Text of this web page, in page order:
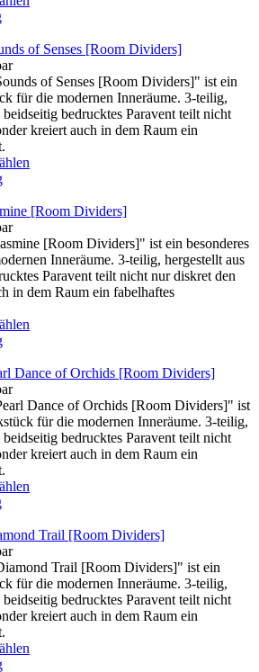
of Senses [Room Dividers]
of Senses [Room Dividers]" ist ein
für die modernen Inneräume. 3-teilig,
bedrucktes Paravent teilt nicht
kreiert auch in dem Raum ein
[Room Dividers]
[Room Dividers]" ist ein besonderes
Inneräume. 3-teilig, hergestellt aus
Paravent teilt nicht nur diskret den
in dem Raum ein fabelhaftes
Dance of Orchids [Room Dividers]
Dance of Orchids [Room Dividers]" ist
für die modernen Inneräume. 3-teilig,
bedrucktes Paravent teilt nicht
kreiert auch in dem Raum ein
Trail [Room Dividers]
Trail [Room Dividers]" ist ein
für die modernen Inneräume. 3-teilig,
bedrucktes Paravent teilt nicht
kreiert auch in dem Raum ein